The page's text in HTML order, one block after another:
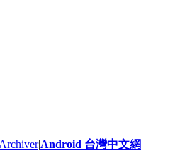
Archiver|Android 台灣中文網